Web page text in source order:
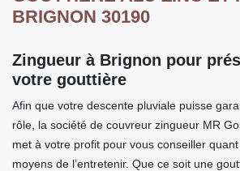
BRIGNON 30190
Zingueur à Brignon pour
votre gouttière
Afin que votre descente pluviale puisse
rôle, la société de couvreur zingueur MR
met à votre profit pour vous conseiller
moyens de l’entretenir. Que ce soit une